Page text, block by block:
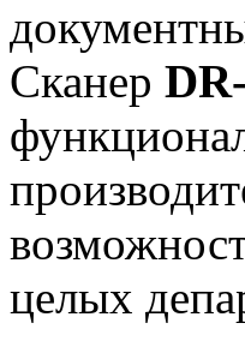
Сканер
целых